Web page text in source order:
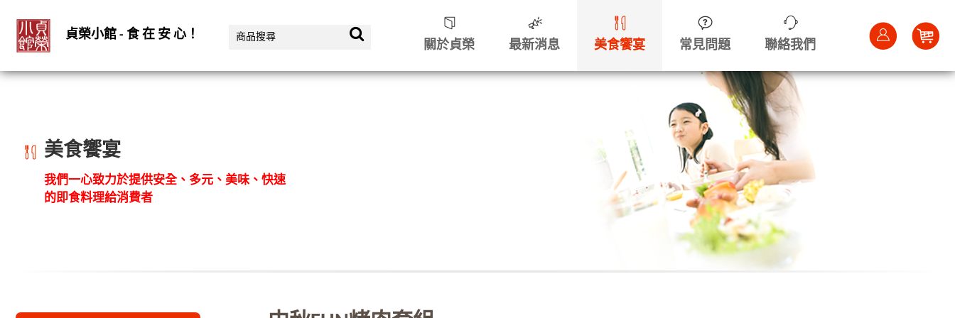
貞榮小館 - 食 在 安 心！
關於貞榮 最新消息 美食饗宴 常見問題 聯絡我們
美食饗宴
我們一心致力於提供安全、多元、美味、快速
的即食料理給消費者